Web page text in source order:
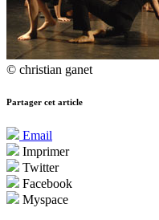
© christian ganet
Partager cet article
Email
Imprimer
Twitter
Facebook
Myspace